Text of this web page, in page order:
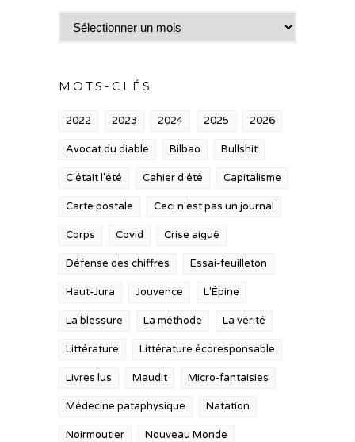
Archives
MOTS-CLÉS
2022 2023 2024 2025 2026
Avocat du diable Bilbao Bullshit
C'était l'été Cahier d'été Capitalisme
Carte postale Ceci n'est pas un journal
Corps Covid Crise aiguë
Défense des chiffres Essai-feuilleton
Haut-Jura Jouvence L'Épine
La blessure La méthode La vérité
Littérature Littérature écoresponsable
Livres lus Maudit Micro-fantaisies
Médecine pataphysique Natation
Noirmoutier Nouveau Monde